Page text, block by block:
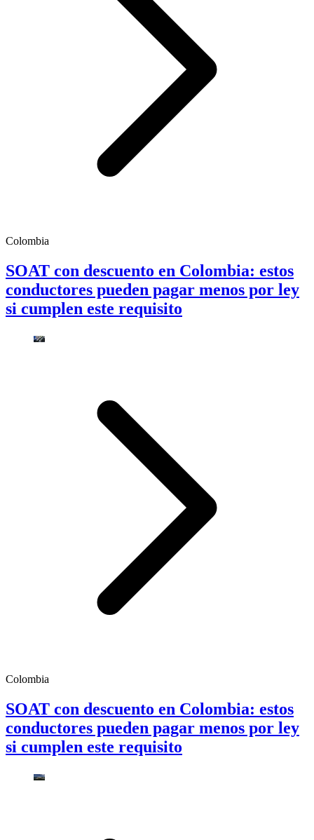
Colombia
SOAT con descuento en Colombia: estos
conductores pueden pagar menos por ley
si cumplen este requisito
Colombia
SOAT con descuento en Colombia: estos
conductores pueden pagar menos por ley
si cumplen este requisito